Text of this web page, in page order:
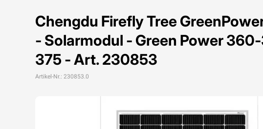
Chengdu Firefly Tree
- Solarmodul - Green Power
375 - Art. 230853
Artikel-Nr.: 230853.0